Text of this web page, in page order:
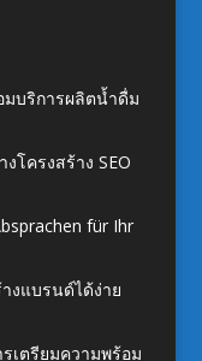
บริการผลิตน้ำดื่ม
โครงสร้าง SEO
für Ihr
งแบรนด์ได้ง่าย
เตรียมความพร้อม